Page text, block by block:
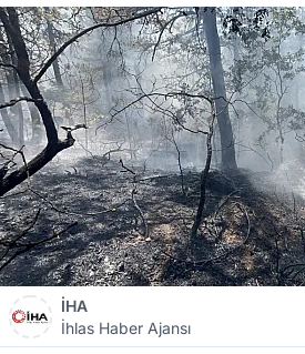
İHA
İhlas Haber Ajansı